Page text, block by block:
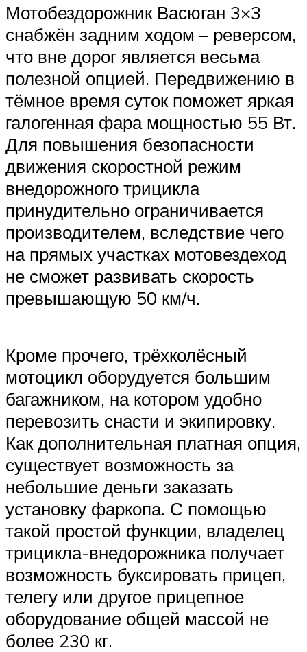
Мотобездорожник Васюган 3×3
снабжён задним ходом – реверсом,
что вне дорог является весьма
полезной опцией. Передвижению в
тёмное время суток поможет яркая
галогенная фара мощностью 55 Вт.
Для повышения безопасности
движения скоростной режим
внедорожного трицикла
принудительно ограничивается
производителем, вследствие чего
на прямых участках мотовездеход
не сможет развивать скорость
превышающую 50 км/ч.
Кроме прочего, трёхколёсный
мотоцикл оборудуется большим
багажником, на котором удобно
перевозить снасти и экипировку.
Как дополнительная платная опция,
существует возможность за
небольшие деньги заказать
установку фаркопа. С помощью
такой простой функции, владелец
трицикла-внедорожника получает
возможность буксировать прицеп,
телегу или другое прицепное
оборудование общей массой не
более 230 кг.